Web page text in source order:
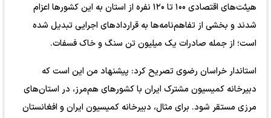
هیئت‌های اقتصادی ۱۰۰ تا ۱۲۰ نفره از استان به این کشورها اعزام
شدند و بخشی از تفاهم‌نامه‌ها به قراردادهای اجرایی تبدیل شده
است؛ از جمله صادرات یک میلیون تن سنگ و خاک فسفات.
استاندار خراسان رضوی تصریح کرد: پیشنهاد من این است که
دبیرخانه کمیسیون مشترک ایران با کشورهای هم‌مرز، در استان‌های
مرزی مستقر شود. برای مثال، دبیرخانه کمیسیون ایران و افغانستان